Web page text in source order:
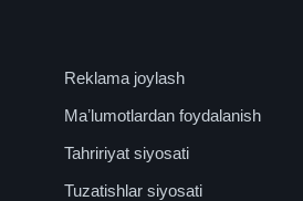
Reklama joylash
Maʼlumotlardan foydalanish
Tahririyat siyosati
Tuzatishlar siyosati